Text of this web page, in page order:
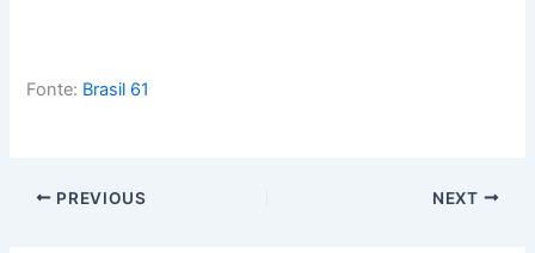
Fonte: Brasil 61
PREVIOUS NEXT